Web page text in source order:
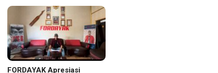
FORDAYAK Apresiasi